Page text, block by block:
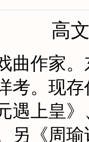
高
曲作家
考。现
遇上皇
另《周